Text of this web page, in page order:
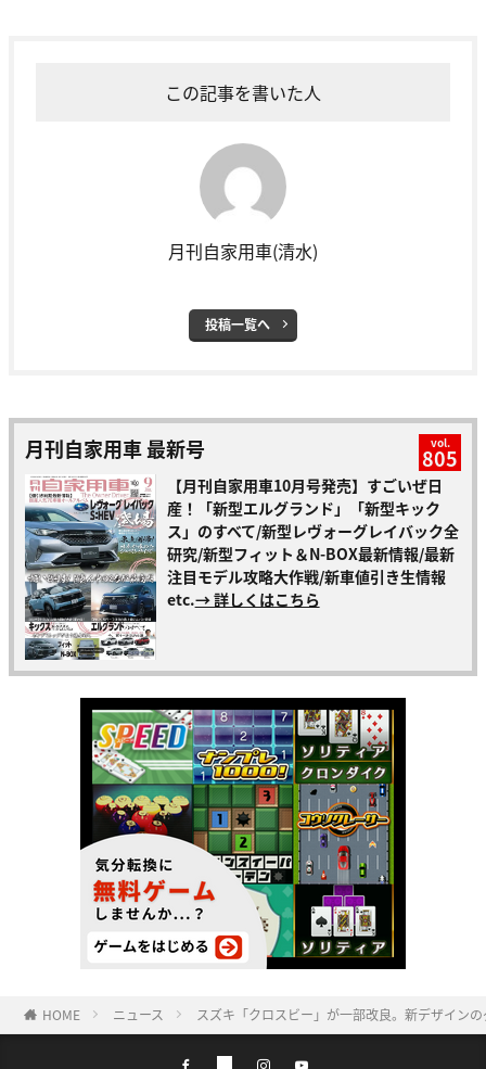
この記事を書いた人
月刊自家用車(清水)
投稿一覧へ
月刊自家用車 最新号 vol.
805
【月刊自家用車10月号発売】すごいぜ日
産！「新型エルグランド」「新型キック
ス」のすべて/新型レヴォーグレイバック全
研究/新型フィット＆N-BOX最新情報/最新
注目モデル攻略大作戦/新車値引き生情報
etc.→ 詳しくはこちら
HOME ニュース スズキ「クロスビー」が一部改良。新デザイン